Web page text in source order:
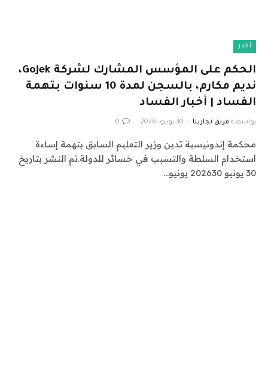
أخبار
الحكم على المؤسس المشارك لشركة Gojek،
نديم مكارم، بالسجن لمدة 10 سنوات بتهمة
الفساد | أخبار الفساد
بواسطة فريق تجاربنا 30 يونيو، 2026 0
محكمة إندونيسية تدين وزير التعليم السابق بتهمة إساءة
استخدام السلطة والتسبب في خسائر للدولة.تم النشر بتاريخ
30 يونيو 202630 يونيو…